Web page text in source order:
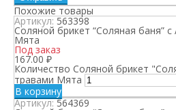
Похожие товары
Артикул:563398
Соляной брикет “Соляная баня”
Мята
Под заказ
167.00 ₽
Количество Соляной брикет
травами Мята
В корзину
Артикул:564369